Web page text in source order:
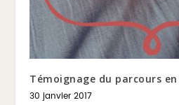
Témoignage du parcours en
30 janvier 2017